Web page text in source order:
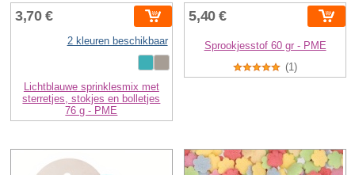
3,70 €
2 kleuren beschikbaar
Lichtblauwe sprinklesmix met
sterretjes, stokjes en bolletjes
76 g - PME
5,40 €
Sprookjesstof 60 gr - PME
(1)